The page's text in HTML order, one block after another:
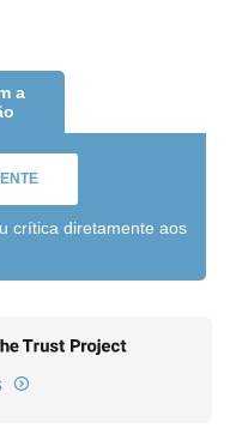
a
crítica diretamente aos